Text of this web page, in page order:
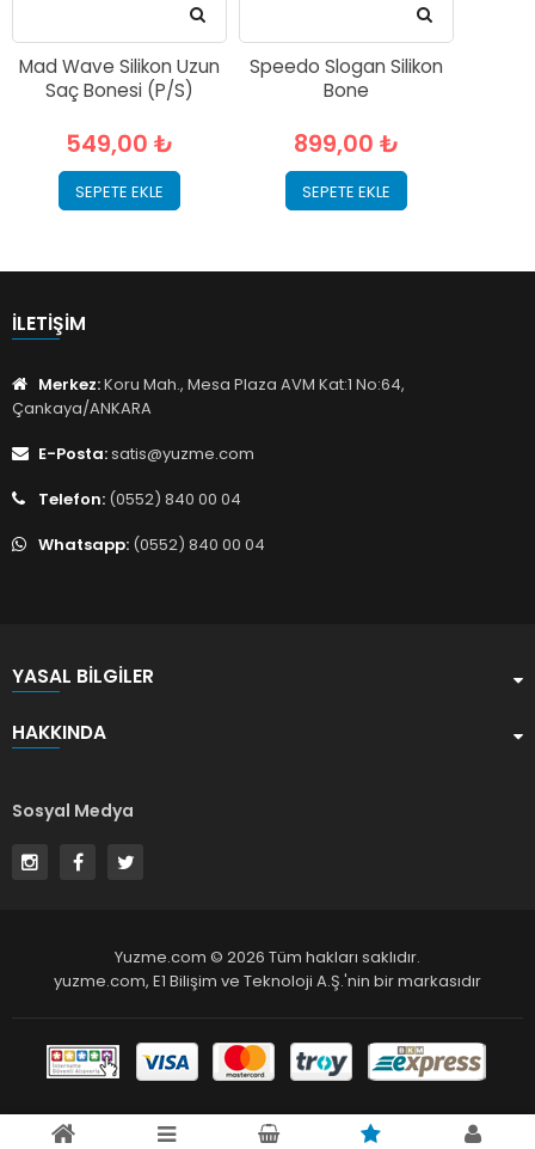
Mad Wave Silikon Uzun
Saç Bonesi (P/S)
549,00 ₺
SEPETE EKLE
Speedo Slogan Silikon
Bone
899,00 ₺
SEPETE EKLE
İLETIŞIM
Merkez:Koru Mah., Mesa Plaza AVM Kat:1 No:64,
Çankaya/ANKARA
E-Posta:satis@yuzme.com
Telefon: (0552) 840 00 04
Whatsapp: (0552) 840 00 04
YASAL BILGILER
HAKKINDA
Sosyal Medya
Yuzme.com © 2026 Tüm hakları saklıdır.
yuzme.com, E1 Bilişim ve Teknoloji A.Ş.'nin bir markasıdır